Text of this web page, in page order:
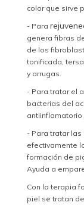
color que sirve
- Para
genera fibras
de los
tonificada,
y arrugas.
- Para tratar el
bacterias del
antiinflamatorio
- Para tratar
efectivamente
formación de
Ayuda a
Con la terapia
piel se tratan